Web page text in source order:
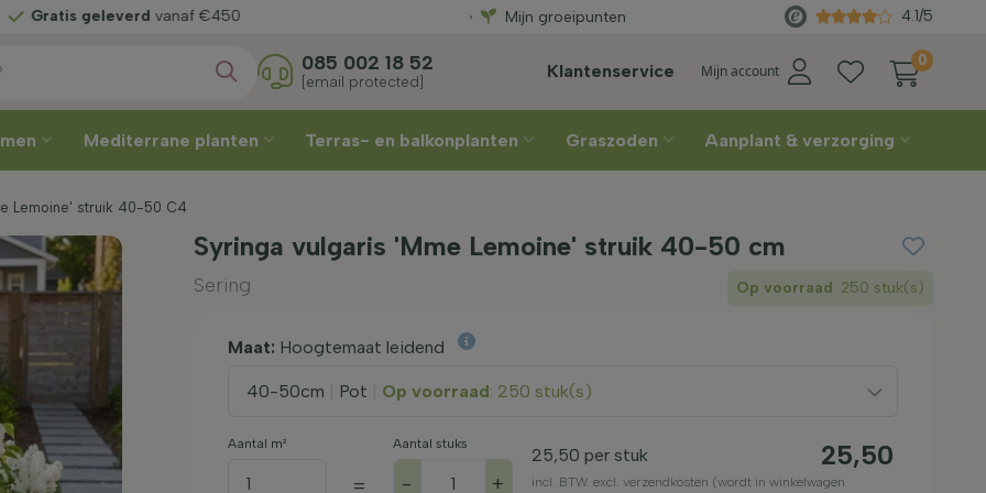
uw leverweek Gratis geleverdvanaf €450 Rechtstreeks
Mijn groeipunten 4.1/5
Klantenservice Mijn account
0
085 002 18 52
[email protected]
Mediterrane planten Terras- en balkonplanten Graszoden Aanplant & verzorging
Lemoine' struik 40-50 C4
Syringa vulgaris 'Mme Lemoine' struik 40-50 cm
Sering Op voorraad: 250 stuk(s)
Maat: Hoogtemaat leidend
40-50cm Pot Op voorraad: 250 stuk(s)
Aantal m²
=
Aantal stuks
- +
25,50 per stuk 25,50
incl. BTW. excl. verzendkosten (wordt in winkelwagen